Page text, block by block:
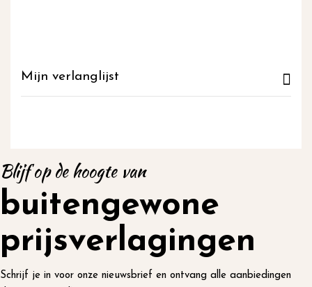
Mijn verlanglijst
Blijf op de hoogte van
buitengewone
prijsverlagingen
Schrijf je in voor onze nieuwsbrief en ontvang alle aanbiedingen